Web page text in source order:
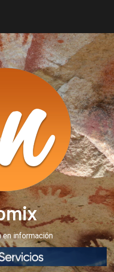
en información